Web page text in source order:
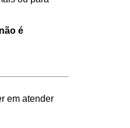
é
em atender